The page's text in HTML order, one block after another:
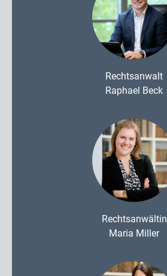
Rechtsanwalt
Raphael Beck
Rechtsanwältin
Maria Miller